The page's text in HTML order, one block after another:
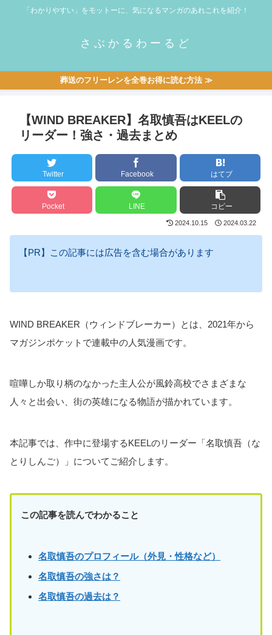
「わかりやすい」をモットーに、気になるマンガのあれこれを紹介！
さぶかるわーるど
葬送のフリーレンを全巻お得に読む方法 ≫
【WIND BREAKER】名取慎吾はKEELの
リーダー！強さ・過去まとめ
Twitter Facebook はてブ
Pocket LINE コピー
2024.10.15 2024.03.22
【PR】この記事には広告を含む場合があります
WIND BREAKER（ウィンドブレーカー）とは、2021年から
マガジンポケットで連載中の人気漫画です。
喧嘩しか取り柄のなかった主人公が風鈴高校でさまざまな
人々と出会い、街の英雄になる物語が描かれています。
本記事では、作中に登場するKEELのリーダー「名取慎吾（な
とりしんご）」についてご紹介します。
この記事を読んでわかること
名取慎吾のプロフィール（外見・性格など）
名取慎吾の強さは？
名取慎吾の過去は？